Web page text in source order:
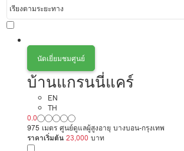
นัดเยี่ยมชมศูนย์
บ้านแกรนนี่แคร์
EN
TH
0.0
975 เมตร ศูนย์ดูแลผู้สูงอายุ บางบอน-กรุงเทพ
ราคาเริ่มต้น 23,000 บาท